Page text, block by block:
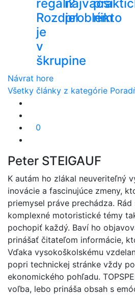
regáli?
Rozdiel
je
v
škrupine
najväčší
problém
nikto
Návrat hore
Všetky články z kategórie
0
Peter STEIGAUF
K autám ho zlákal neuveriteľný
inovácie a fascinujúce zmeny,
priemysel práve prechádza. Rád
komplexné motoristické témy
pochopiť každý. Baví ho
prinášať čitateľom informácie,
Vďaka vysokoškolskému
popri technickej stránke vždy
ekonomického pohľadu.
voľba, lebo prináša obsah s